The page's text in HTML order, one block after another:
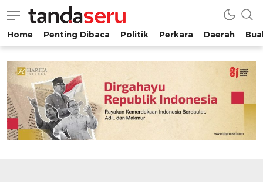
tandaseru.com | Penting Dibaca
tandaseru.com
Home Penting Dibaca Politik Perkara Daerah